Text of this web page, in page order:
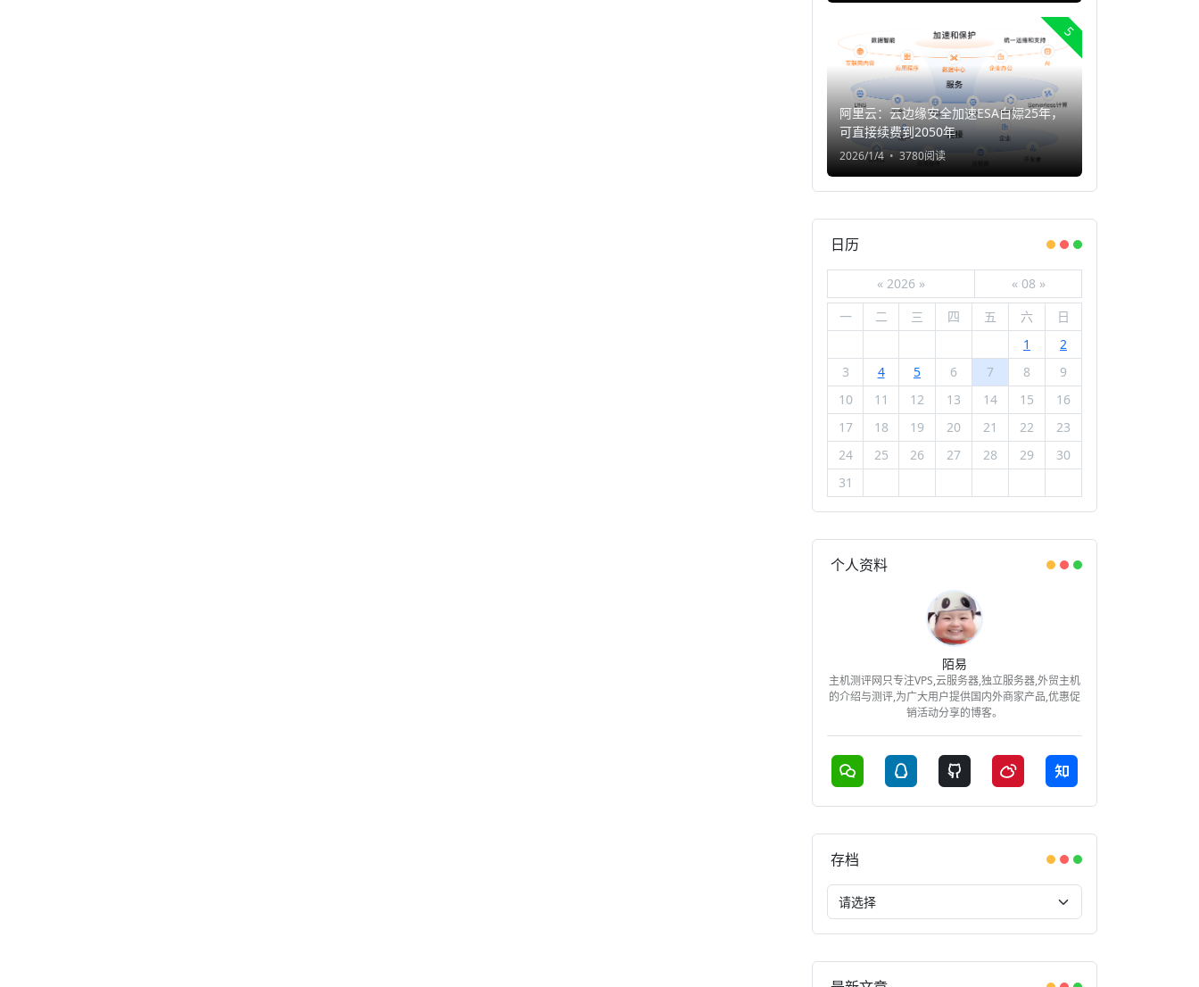
5
阿里云：云边缘安全加速ESA白嫖25年，
可直接续费到2050年
2026/1/4 3780阅读
日历
« 2026 » « 08 »
一
二 三 四 五 六
日
1
2
3
4 5 6 7 8
9
10
11 12 13 14 15
16
17
18 19 20 21 22
23
24
25 26 27 28 29
30
31
个人资料
陌易
主机测评网只专注VPS,云服务器,独立服务器,外贸主机
的介绍与测评,为广大用户提供国内外商家产品,优惠促
销活动分享的博客。
存档